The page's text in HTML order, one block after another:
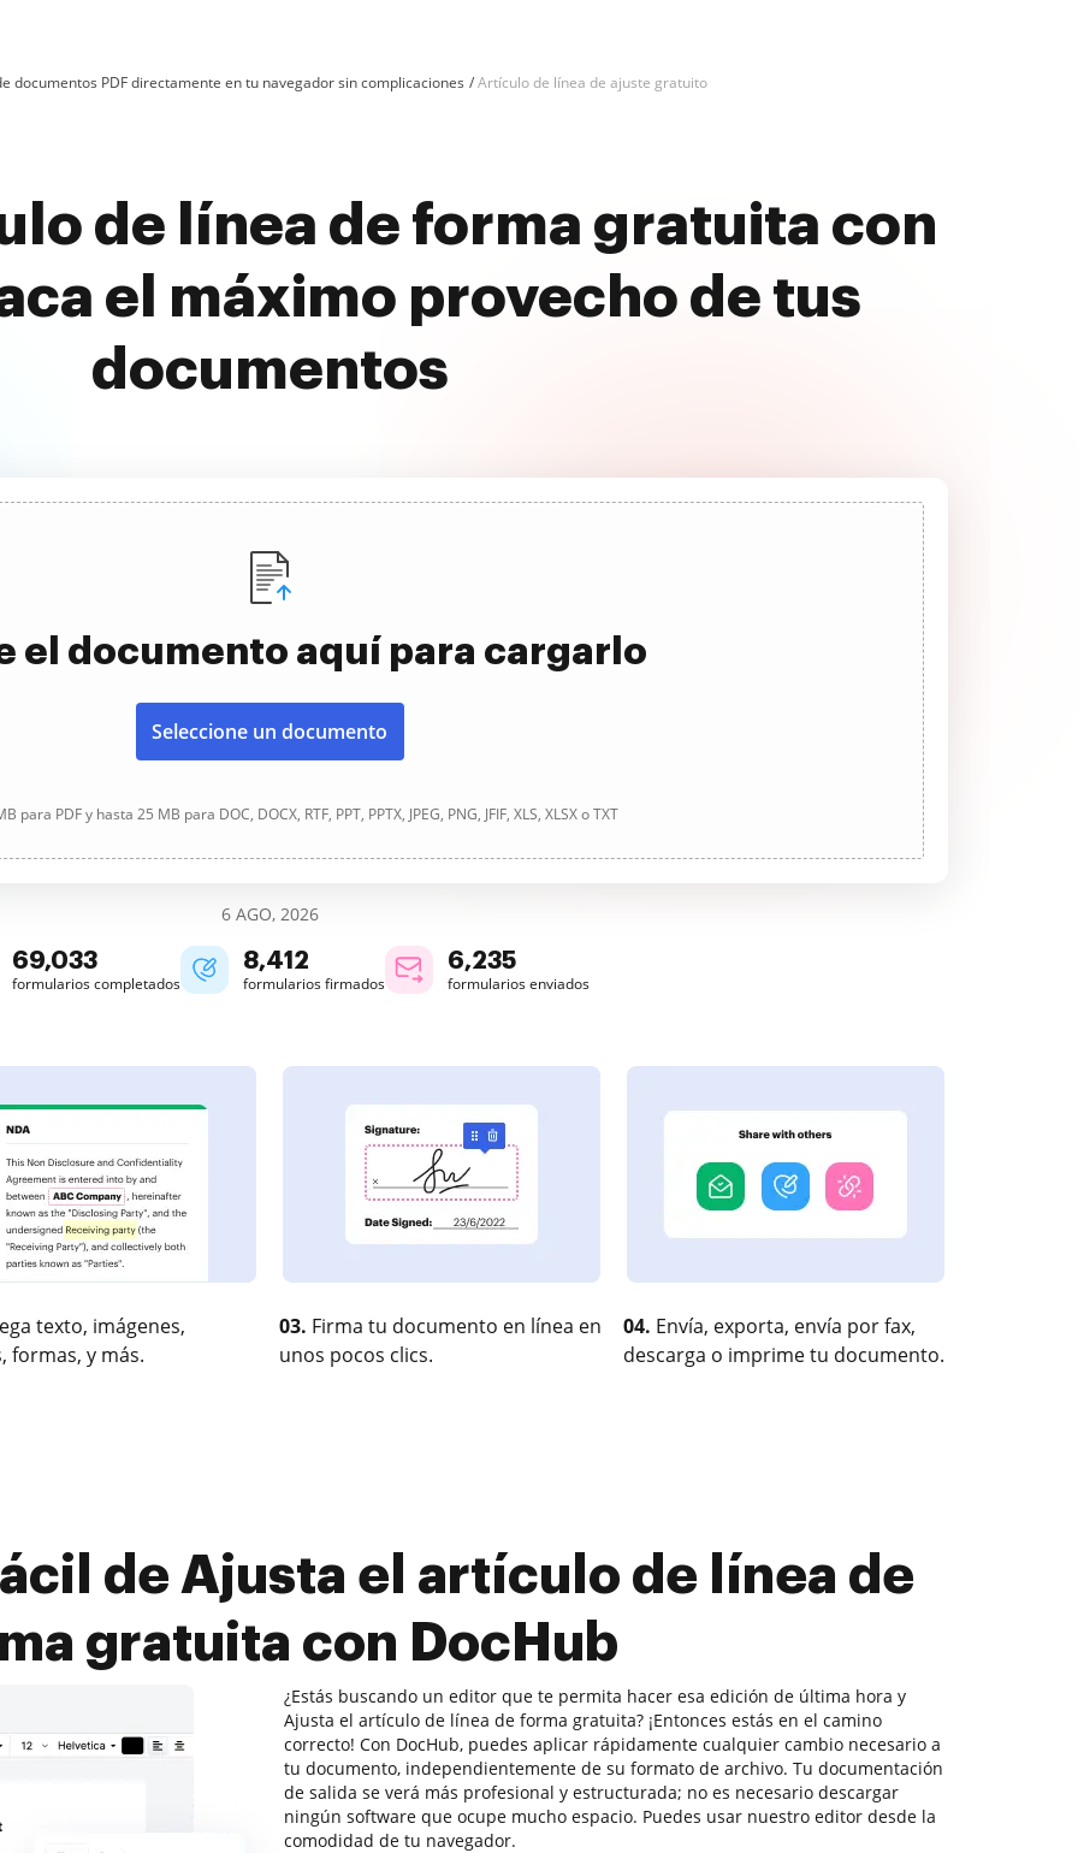
documentos PDF directamente en tu navegador sin complicaciones Artículo de línea de ajuste gratuito
de línea de forma gratuita con
el máximo provecho de tus
documentos
el documento aquí para cargarlo
Seleccione un documento
para PDF y hasta 25 MB para DOC, DOCX, RTF, PPT, PPTX, JPEG, PNG, JFIF, XLS, XLSX o TXT
6 AGO, 2026
69,035
formularios completados
8,412
formularios firmados
6,235
formularios enviados
texto, imágenes,
formas, y más.
03. Firma tu documento en línea en
unos pocos clics.
04. Envía, exporta, envía por fax,
descarga o imprime tu documento.
de Ajusta el artículo de línea de
gratuita con DocHub
¿Estás buscando un editor que te permita hacer esa edición de última hora y
Ajusta el artículo de línea de forma gratuita? ¡Entonces estás en el camino
correcto! Con DocHub, puedes aplicar rápidamente cualquier cambio necesario a
tu documento, independientemente de su formato de archivo. Tu documentación
de salida se verá más profesional y estructurada; no es necesario descargar
ningún software que ocupe mucho espacio. Puedes usar nuestro editor desde la
comodidad de tu navegador.